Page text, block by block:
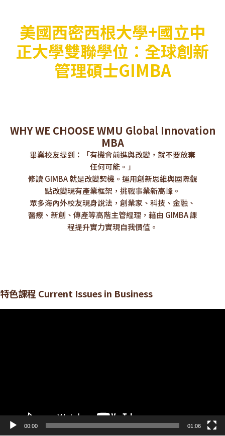
美國西密西根大學+國立中
正大學雙聯學位：全球創新
管理碩士GIMBA
WHY WE CHOOSE WMU Global Innovation
MBA
畢業校友提到：「有機會前進與改變，就不要放棄
任何可能。」
修讀 GIMBA 就是改變契機。運用創新思維與國際觀
點改變現有產業框架，挑戰事業新高峰。
眾多海內外校友現身說法，創業家、科技、金融、
醫療、新創、傳產等高階主管經理，藉由 GIMBA 課
程提升實力實現自我價值。
特色課程 Current Issues in Business
00:00 01:06